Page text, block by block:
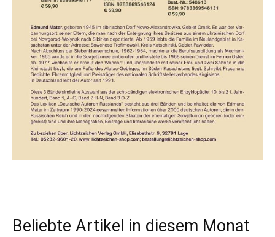
Beliebte Artikel in diesem Monat